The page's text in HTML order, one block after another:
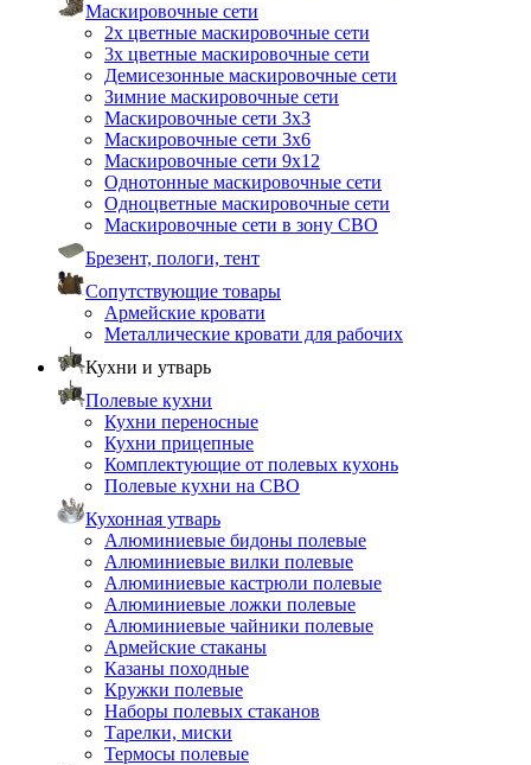
Маскировочные сети
2х цветные маскировочные сети
3х цветные маскировочные сети
Демисезонные маскировочные сети
Зимние маскировочные сети
Маскировочные сети 3х3
Маскировочные сети 3х6
Маскировочные сети 9х12
Однотонные маскировочные сети
Одноцветные маскировочные сети
Маскировочные сети в зону СВО
Брезент, пологи, тент
Сопутствующие товары
Армейские кровати
Металлические кровати для рабочих
Кухни и утварь
Полевые кухни
Кухни переносные
Кухни прицепные
Комплектующие от полевых кухонь
Полевые кухни на СВО
Кухонная утварь
Алюминиевые бидоны полевые
Алюминиевые вилки полевые
Алюминиевые кастрюли полевые
Алюминиевые ложки полевые
Алюминиевые чайники полевые
Армейские стаканы
Казаны походные
Кружки полевые
Наборы полевых стаканов
Тарелки, миски
Термосы полевые